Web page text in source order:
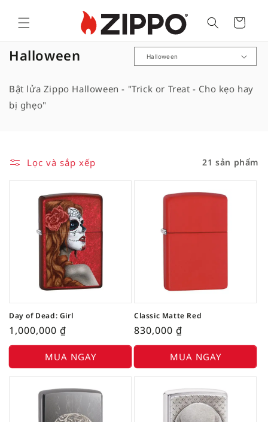
Cart
B
s
ư
ậ
p
Halloween
Bật lửa Zippo Halloween - "Trick or Treat - Cho kẹo hay
bị ghẹo"
Lọc và sắp xếp 21 sản phẩm
Day of Dead: Girl
1,000,000 ₫
MUA NGAY
Classic Matte Red
830,000 ₫
MUA NGAY